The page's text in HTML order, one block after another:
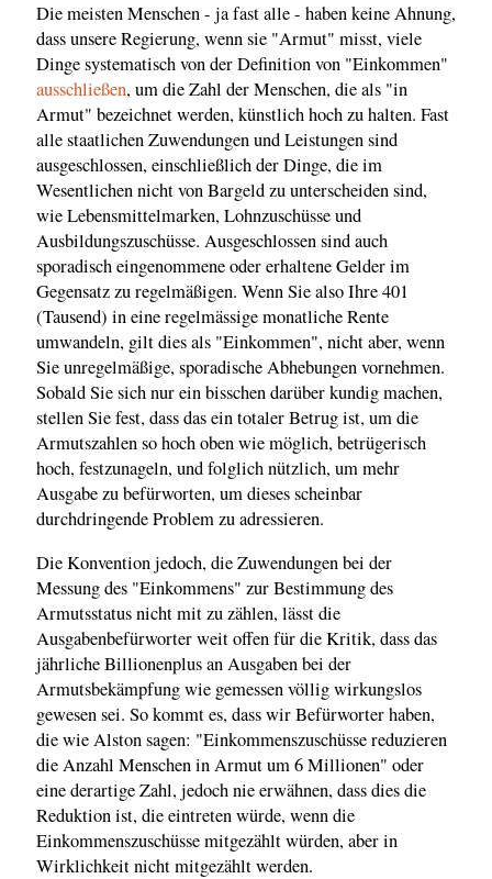
Die meisten Menschen - ja fast alle - haben keine Ahnung,
dass unsere Regierung, wenn sie "Armut" misst, viele
Dinge systematisch von der Definition von "Einkommen"
ausschließen, um die Zahl der Menschen, die als "in
Armut" bezeichnet werden, künstlich hoch zu halten. Fast
alle staatlichen Zuwendungen und Leistungen sind
ausgeschlossen, einschließlich der Dinge, die im
Wesentlichen nicht von Bargeld zu unterscheiden sind,
wie Lebensmittelmarken, Lohnzuschüsse und
Ausbildungszuschüsse. Ausgeschlossen sind auch
sporadisch eingenommene oder erhaltene Gelder im
Gegensatz zu regelmäßigen. Wenn Sie also Ihre 401
(Tausend) in eine regelmässige monatliche Rente
umwandeln, gilt dies als "Einkommen", nicht aber, wenn
Sie unregelmäßige, sporadische Abhebungen vornehmen.
Sobald Sie sich nur ein bisschen darüber kundig machen,
stellen Sie fest, dass das ein totaler Betrug ist, um die
Armutszahlen so hoch oben wie möglich, betrügerisch
hoch, festzunageln, und folglich nützlich, um mehr
Ausgabe zu befürworten, um dieses scheinbar
durchdringende Problem zu adressieren.
Die Konvention jedoch, die Zuwendungen bei der
Messung des "Einkommens" zur Bestimmung des
Armutsstatus nicht mit zu zählen, lässt die
Ausgabenbefürworter weit offen für die Kritik, dass das
jährliche Billionenplus an Ausgaben bei der
Armutsbekämpfung wie gemessen völlig wirkungslos
gewesen sei. So kommt es, dass wir Befürworter haben,
die wie Alston sagen: "Einkommenszuschüsse reduzieren
die Anzahl Menschen in Armut um 6 Millionen" oder
eine derartige Zahl, jedoch nie erwähnen, dass dies die
Reduktion ist, die eintreten würde, wenn die
Einkommenszuschüsse mitgezählt würden, aber in
Wirklichkeit nicht mitgezählt werden.